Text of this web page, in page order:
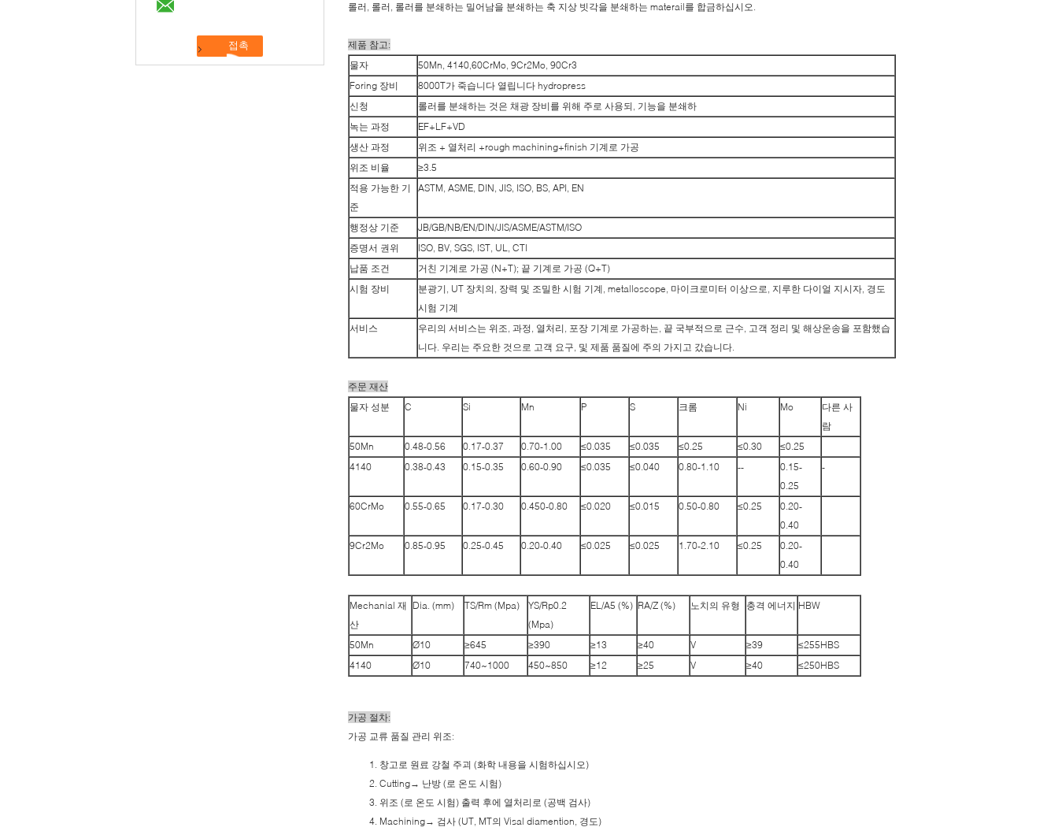
롤러, 롤러, 롤러를 분쇄하는 밀어남을 분쇄하는 축 지상 빗각을 분쇄하는 materail를 합금하십시오.
제품 참고:
물자
50Mn, 4140,60CrMo, 9Cr2Mo, 90Cr3
Foring 장비
8000T가 죽습니다 열립니다 hydropress
신청
롤러를 분쇄하는 것은 채광 장비를 위해 주로 사용되, 기능을 분쇄하
녹는 과정
EF+LF+VD
생산 과정
위조 + 열처리 +rough machining+finish 기계로 가공
위조 비율
≥3.5
적용 가능한 기
준
ASTM, ASME, DIN, JIS, ISO, BS, API, EN
행정상 기준
JB/GB/NB/EN/DIN/JIS/ASME/ASTM/ISO
증명서 권위
ISO, BV, SGS, IST, UL, CTI
납품 조건
거친 기계로 가공 (N+T); 끝 기계로 가공 (Q+T)
시험 장비
분광기, UT 장치의, 장력 및 조밀한 시험 기계, metalloscope, 마이크로미터 이상으로, 지루한 다이얼 지시자, 경도
시험 기계
서비스
우리의 서비스는 위조, 과정, 열처리, 포장 기계로 가공하는, 끝 국부적으로 근수, 고객 정리 및 해상운송을 포함했습
니다. 우리는 주요한 것으로 고객 요구, 및 제품 품질에 주의 가지고 갔습니다.
주문 재산
물자 성분
C Si Mn P S 크롬 Ni Mo
다른 사
람
50Mn
0.48-0.56 0.17-0.37 0.70-1.00 ≤0.035 ≤0.035 ≤0.25 ≤0.30
≤0.25
4140
0.38-0.43 0.15-0.35 0.60-0.90 ≤0.035 ≤0.040 0.80-1.10 --
0.15-
0.25
-
60CrMo 0.55-0.65 0.17-0.30 0.450-0.80 ≤0.020 ≤0.015 0.50-0.80 ≤0.25
0.20-
0.40
9Cr2Mo
0.85-0.95 0.25-0.45 0.20-0.40 ≤0.025 ≤0.025 1.70-2.10 ≤0.25
0.20-
0.40
Mechanial 재
산
Dia. (mm) TS/Rm (Mpa)
YS/Rp0.2
(Mpa)
EL/A5 (%) RA/Z (%) 노치의 유형 충격 에너지 HBW
50Mn Ø10 ≥645 ≥390 ≥13 ≥40 V ≥39
≤255HBS
4140
Ø10 740~1000 450~850 ≥12 ≥25 V ≥40 ≤250HBS
가공 절차:
가공 교류 품질 관리 위조:
창고로 원료 강철 주괴 (화학 내용을 시험하십시오)
Cutting→ 난방 (로 온도 시험)
위조 (로 온도 시험) 출력 후에 열처리로 (공백 검사)
Machining→ 검사 (UT, MT의 Visal diamention, 경도)